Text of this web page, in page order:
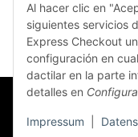
Al hacer clic en
siguientes servicios
Express Checkout
configuración en
dactilar en la parte
detalles en
Impressum